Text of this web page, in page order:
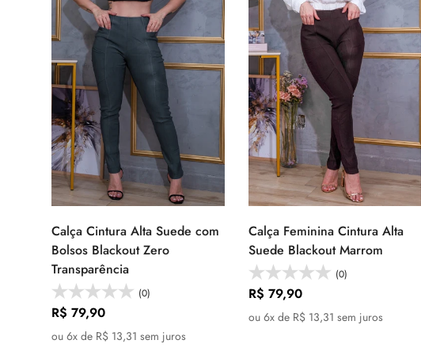
Selecione as
opções
Calça Cintura Alta Suede com
Bolsos Blackout Zero
Transparência
(0)
Preço
regular
R$ 79,90
ou 6x de R$ 13,31 sem juros
Selecione as
opções
Calça Feminina Cintura Alta
Suede Blackout Marrom
(0)
Preço
regular
R$ 79,90
ou 6x de R$ 13,31 sem juros